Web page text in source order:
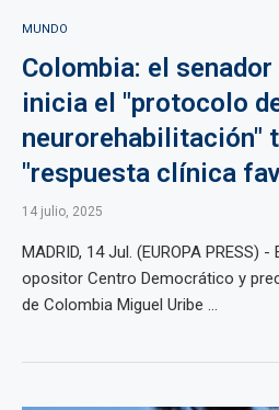
MUNDO
Colombia: el
inicia el "protocolo
neurorehabilitación"
"respuesta clínica
14 julio, 2025
MADRID, 14 Jul. (EUROPA PRESS)
opositor Centro Democrático y
de Colombia Miguel Uribe ...